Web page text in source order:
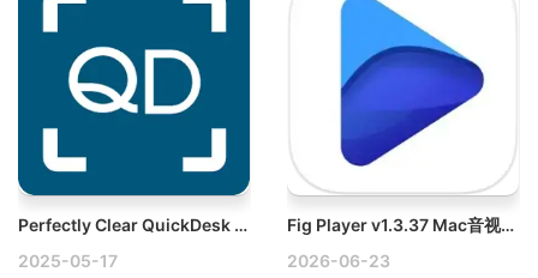
Perfectly Clear QuickDesk & QuickServer v4.4.0.2485 Mac图像编辑软件破解版
2025-05-17
Fig Player v1.3.37 Mac音视频播放器，AI字幕翻译
2026-06-23